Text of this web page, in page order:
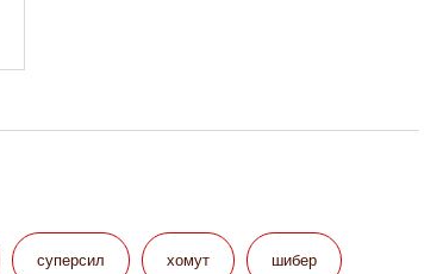
суперсил хомут шибер